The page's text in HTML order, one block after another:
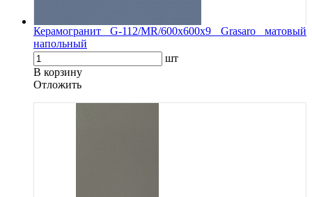
Керамогранит G-112/MR/600x600x9 Grasaro матовый
напольный
шт
В корзину
Oтложить